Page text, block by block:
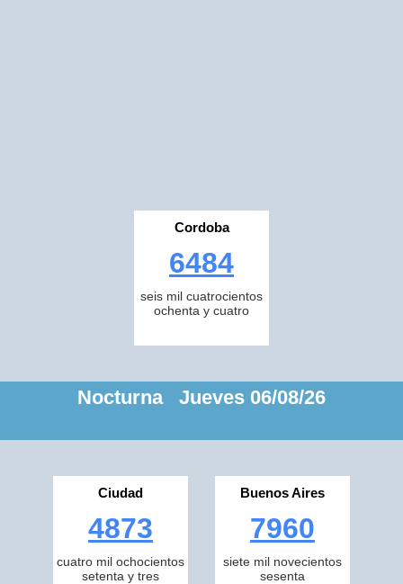
Cordoba
6484
seis mil cuatrocientos
ochenta y cuatro
Nocturna Jueves 06/08/26
Ciudad
4873
cuatro mil ochocientos
setenta y tres
Buenos Aires
7960
siete mil novecientos
sesenta